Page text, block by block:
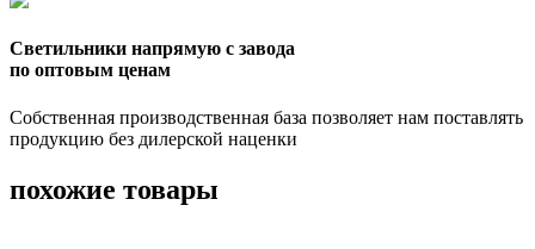
Светильники напрямую с завода
по оптовым ценам
Собственная производственная база позволяет нам поставлять
продукцию без дилерской наценки
похожие товары